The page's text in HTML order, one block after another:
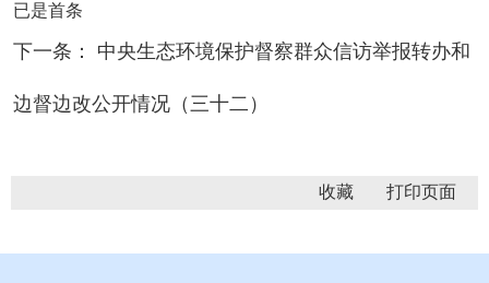
已是首条
下一条： 中央生态环境保护督察群众信访举报转办和
边督边改公开情况（三十二）
收藏